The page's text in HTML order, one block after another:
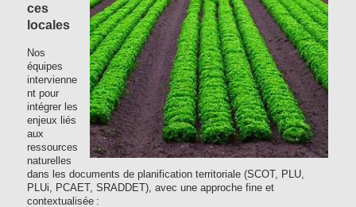
ces
locales
Nos
équipes
intervienne
nt pour
intégrer les
enjeux liés
aux
ressources
naturelles
dans les documents de planification territoriale (SCOT, PLU,
PLUi, PCAET, SRADDET), avec une approche fine et
contextualisée :